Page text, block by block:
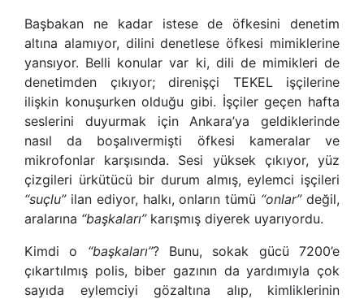
Başbakan ne kadar istese de öfkesini denetim
altına alamıyor, dilini denetlese öfkesi mimiklerine
yansıyor. Belli konular var ki, dili de mimikleri de
denetimden çıkıyor; direnişçi TEKEL işçilerine
ilişkin konuşurken olduğu gibi. İşçiler geçen hafta
seslerini duyurmak için Ankara’ya geldiklerinde
nasıl da boşalıvermişti öfkesi kameralar ve
mikrofonlar karşısında. Sesi yüksek çıkıyor, yüz
çizgileri ürkütücü bir durum almış, eylemci işçileri
“suçlu”ilan ediyor, halkı, onların tümü “onlar”değil,
aralarına “başkaları”karışmış diyerek uyarıyordu.
Kimdi o “başkaları”? Bunu, sokak gücü 7200’e
çıkartılmış polis, biber gazının da yardımıyla çok
sayıda eylemciyi gözaltına alıp, kimliklerinin